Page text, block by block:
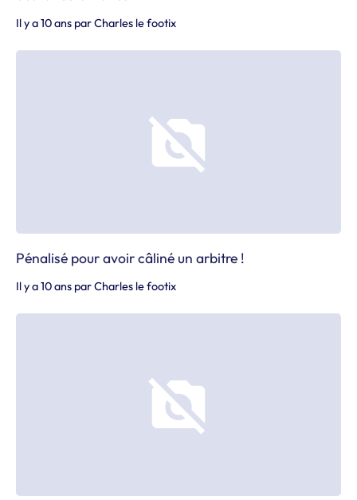
Il y a 10 ans parCharles le footix
Pénalisé pour avoir câliné un arbitre !
Il y a 10 ans parCharles le footix